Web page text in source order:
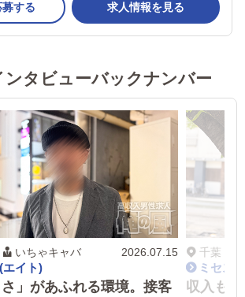
する 求人情報を見る
ンタビューバックナンバー
2026.07.15
いちゃキャバ
イト)
さ」があふれる環境。接客
千葉
ミセス
収入も